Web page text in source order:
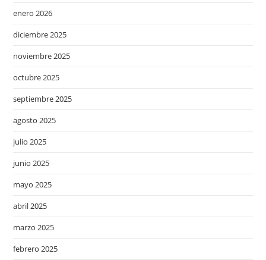
enero 2026
diciembre 2025
noviembre 2025
octubre 2025
septiembre 2025
agosto 2025
julio 2025
junio 2025
mayo 2025
abril 2025
marzo 2025
febrero 2025